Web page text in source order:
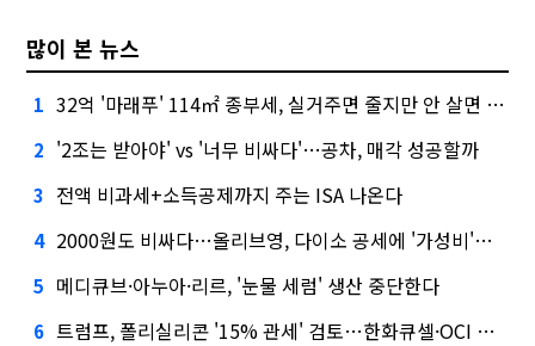
많이 본 뉴스
1 32억 '마래푸' 114㎡ 종부세, 실거주면 줄지만 안 살면 2.5배
2 '2조는 받아야' vs '너무 비싸다'…공차, 매각 성공할까
3 전액 비과세+소득공제까지 주는 ISA 나온다
4 2000원도 비싸다…올리브영, 다이소 공세에 '가성비'로 맞불
5 메디큐브·아누아·리르, '눈물 세럼' 생산 중단한다
6 트럼프, 폴리실리콘 '15% 관세' 검토…한화큐셀·OCI 영향은?